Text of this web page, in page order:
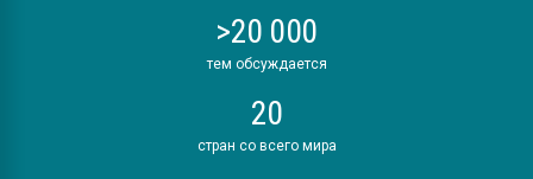
>20 000
тем обсуждается
20
стран со всего мира